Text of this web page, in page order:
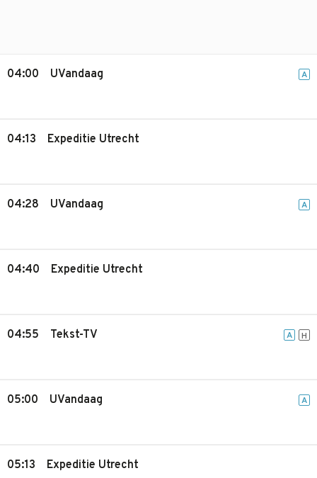
04:00 UVandaag A
04:13 Expeditie Utrecht
04:28 UVandaag A
04:40 Expeditie Utrecht
04:55 Tekst-TV A H
05:00 UVandaag A
05:13 Expeditie Utrecht